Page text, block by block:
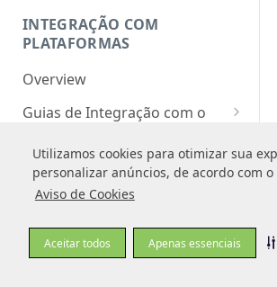
Utilizamos cookies para otimizar sua
personalizar anúncios, de acordo com o
Aviso de Cookies
Aceitar todos Apenas essenciais
Utilizamos cookies para otimizar sua
personalizar anúncios, de acordo com o
Aviso de Cookies
Aceitar todos Apenas essenciais
INTEGRAÇÃO COM
PLATAFORMAS
Overview
Guias de Integração com o
WBuy
TRANSAÇÃO
Obtendo os dados do Cartão